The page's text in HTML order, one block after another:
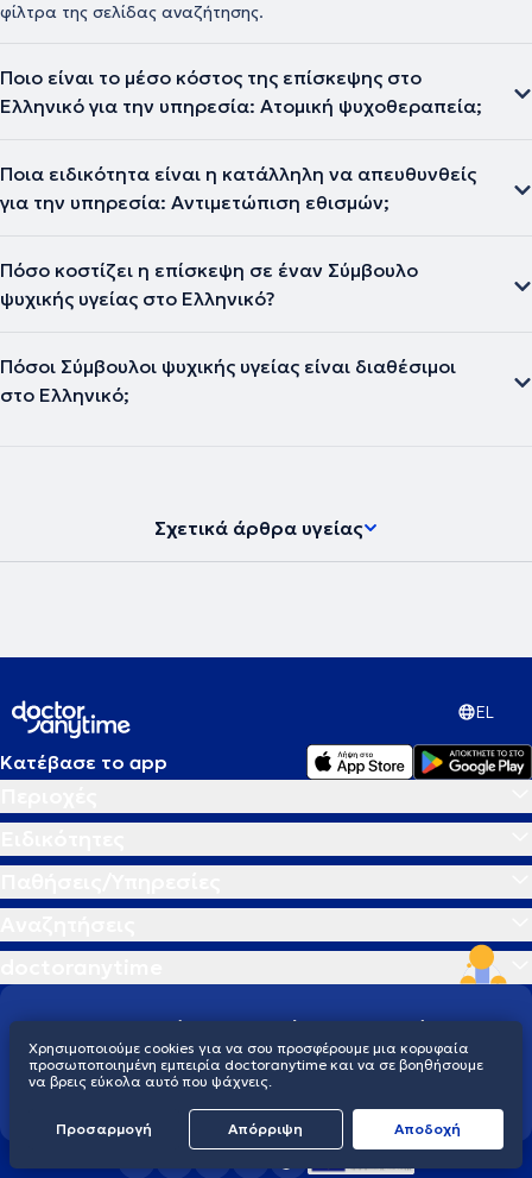
φίλτρα της σελίδας αναζήτησης.
Ποιο είναι το μέσο κόστος της επίσκεψης στο
Ελληνικό για την υπηρεσία: Ατομική ψυχοθεραπεία;
Ποια ειδικότητα είναι η κατάλληλη να απευθυνθείς
για την υπηρεσία: Αντιμετώπιση εθισμών;
Πόσο κοστίζει η επίσκεψη σε έναν Σύμβουλο
ψυχικής υγείας στο Ελληνικό?
Πόσοι Σύμβουλοι ψυχικής υγείας είναι διαθέσιμοι
στο Ελληνικό;
Σχετικά άρθρα υγείας
EL
Κατέβασε το app
Διαμορφώνουμε το μέλλον της υγείας
παγκοσμίως
ΕλλάδαΒέλγιοΜεξικόΚολομβία
Χρησιμοποιούμε cookies για να σου προσφέρουμε μια κορυφαία
προσωποποιημένη εμπειρία doctoranytime και να σε βοηθήσουμε
να βρεις εύκολα αυτό που ψάχνεις.
Προσαρμογή Απόρριψη Aποδοχή